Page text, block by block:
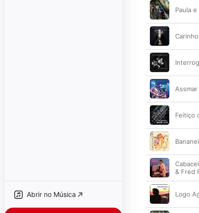
Abrir no Música
Paula
Feitiço
& Fred
Logo